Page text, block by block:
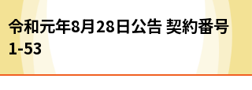
令和元年8月28日公告 契約番号
1-53